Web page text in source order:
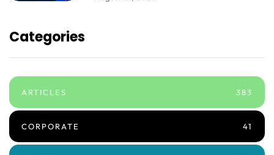
Categories
ARTICLES 383
CORPORATE 41